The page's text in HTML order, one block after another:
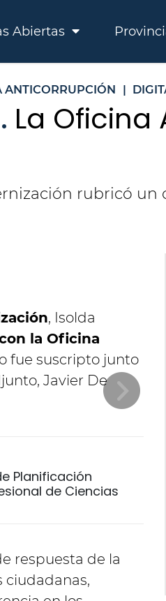
Abiertas
ANTICORRUPCIÓN |
La
rubricó un
, Isolda
la Oficina
fue suscripto junto
Javier De
Planificación
de Ciencias
respuesta de la
ciudadanas,